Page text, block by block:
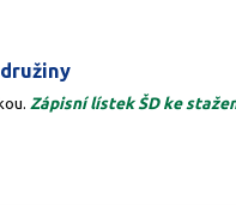
Zápisní lístek ŠD ke